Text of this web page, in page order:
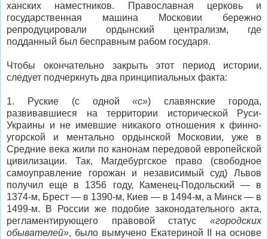
ханских наместников. Православная церковь и
государственная машина Московии бережно
репродуцировали ордынский централизм, где
подданный был бесправным рабом государя.
Чтобы окончательно закрыть этот период истории,
следует подчеркнуть два принципиальных факта:
1. Руские (с одной«с») славянские города,
развивавшиеся на территории исторической Руси-
Украины и не имевшие никакого отношения к финно-
угорской и ментально ордынской Московии, уже в
Средние века жили по канонам передовой европейской
цивилизации. Так, Магдебургское право (свободное
самоуправление горожан и независимый суд) Львов
получил еще в 1356 году, Каменец-Подольский — в
1374-м, Брест — в 1390-м, Киев — в 1494-м, а Минск — в
1499-м. В России же подобие законодательного акта,
регламентирующего правовой статус «городских
обывателей», было вымучено Екатериной II на основе